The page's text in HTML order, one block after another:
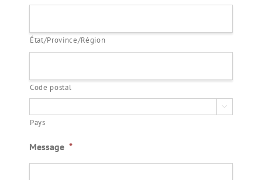
État/Province/Région
Code postal

Pays
Message *